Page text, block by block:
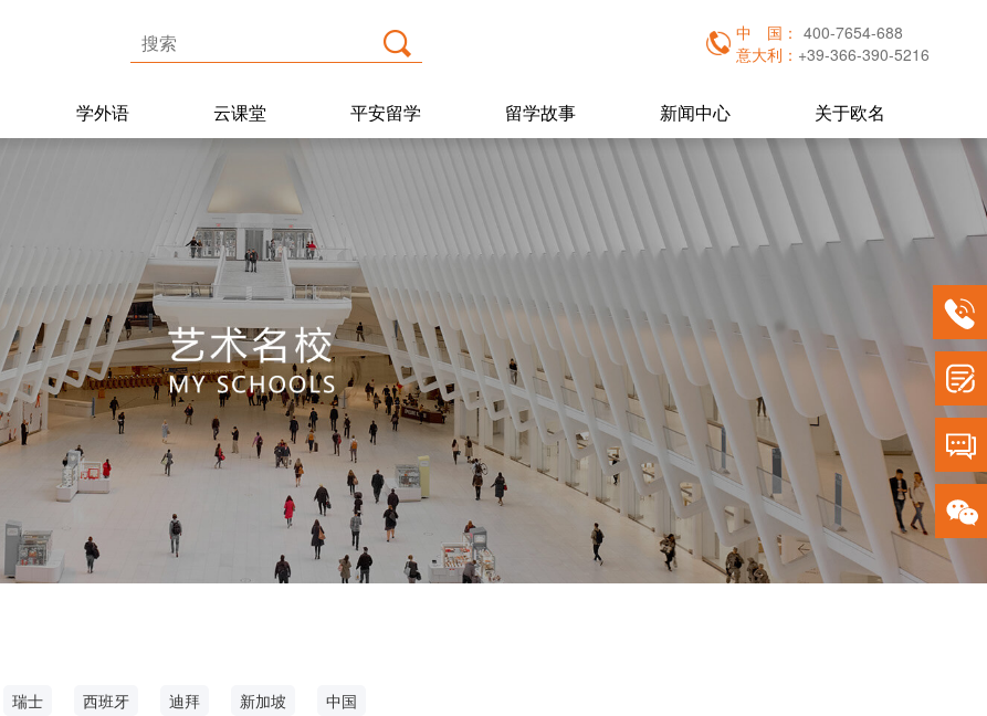
中 国： 400-7654-688
意大利： +39-366-390-5216
学外语 云课堂 平安留学 留学故事 新闻中心 关于欧名
瑞士 西班牙 迪拜 新加坡 中国